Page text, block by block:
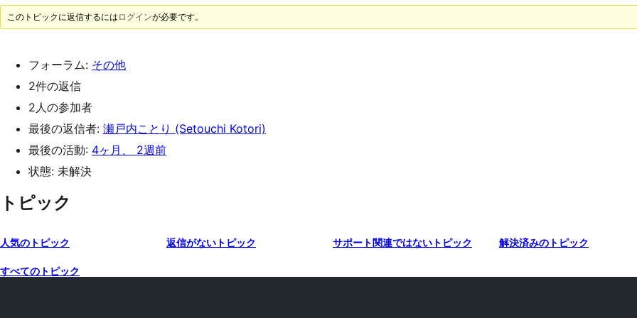
このトピックに返信するには ログインが必要です。
フォーラム: その他
2件の返信
2人の参加者
最後の返信者: 瀬戸内ことり (Setouchi Kotori)
最後の活動: 4ヶ月、 2週前
状態: 未解決
トピック
人気のトピック 返信がないトピック サポート関連ではないトピック 解決済みのトピック
すべてのトピック